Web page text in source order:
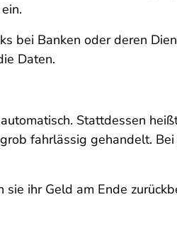
bei Banken oder deren
Daten.
Stattdessen
fahrlässig gehandelt.
ihr Geld am Ende